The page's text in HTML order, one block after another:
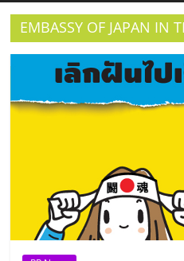
SME
แห่ง
ประเทศไ
รวม
EMBASSY OF JAPAN IN